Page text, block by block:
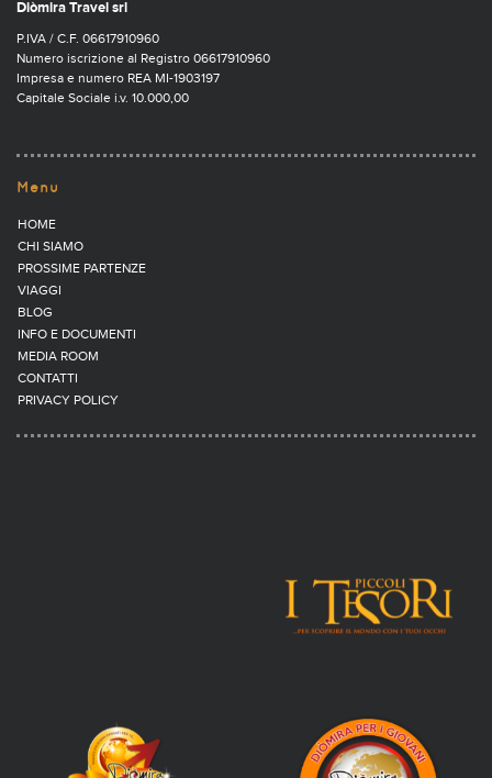
Diòmira Travel srl
P.IVA / C.F. 06617910960
Numero iscrizione al Registro 06617910960
Impresa e numero REA MI-1903197
Capitale Sociale i.v. 10.000,00
Menu
HOME
CHI SIAMO
PROSSIME PARTENZE
VIAGGI
BLOG
INFO E DOCUMENTI
MEDIA ROOM
CONTATTI
PRIVACY POLICY